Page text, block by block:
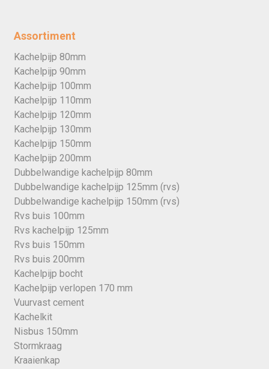
Assortiment
Kachelpijp 80mm
Kachelpijp 90mm
Kachelpijp 100mm
Kachelpijp 110mm
Kachelpijp 120mm
Kachelpijp 130mm
Kachelpijp 150mm
Kachelpijp 200mm
Dubbelwandige kachelpijp 80mm
Dubbelwandige kachelpijp 125mm (rvs)
Dubbelwandige kachelpijp 150mm (rvs)
Rvs buis 100mm
Rvs kachelpijp 125mm
Rvs buis 150mm
Rvs buis 200mm
Kachelpijp bocht
Kachelpijp verlopen 170 mm
Vuurvast cement
Kachelkit
Nisbus 150mm
Stormkraag
Kraaienkap